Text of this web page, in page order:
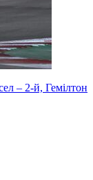
– 2-й, Гемілтон